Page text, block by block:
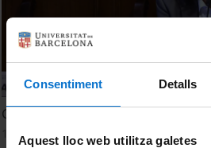
Consentiment Detalls
Aquest lloc web utilitza galetes
Green Jobs and Innovation
14 February, 2023